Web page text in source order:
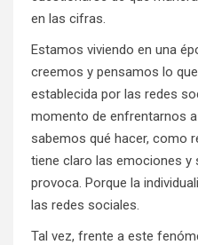
en las cifras.
Estamos viviendo en una
creemos y pensamos lo
establecida por las redes
momento de enfrentarnos
sabemos qué hacer, como
tiene claro las emociones y
provoca. Porque la
las redes sociales.
Tal vez, frente a este